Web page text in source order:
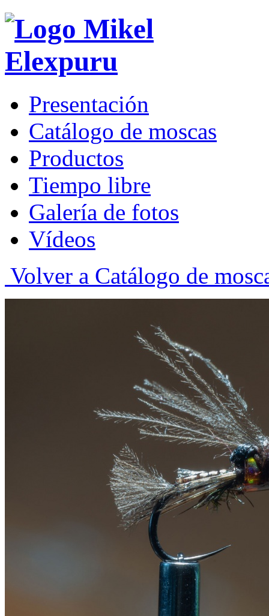
Presentación
Catálogo de moscas
Productos
Tiempo libre
Galería de fotos
Vídeos
Volver a Catálogo de